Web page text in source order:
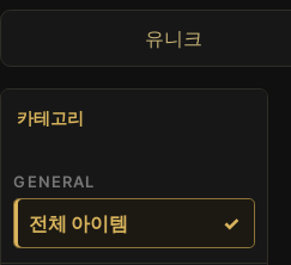
유니크
카테고리
GENERAL
전체 아이템